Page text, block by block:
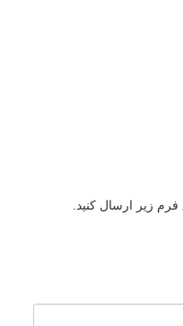
زیر ارسال کنید.